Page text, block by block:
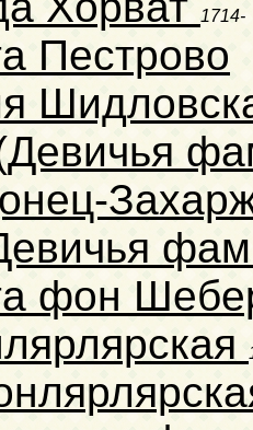
1714-
Пестрово
фон